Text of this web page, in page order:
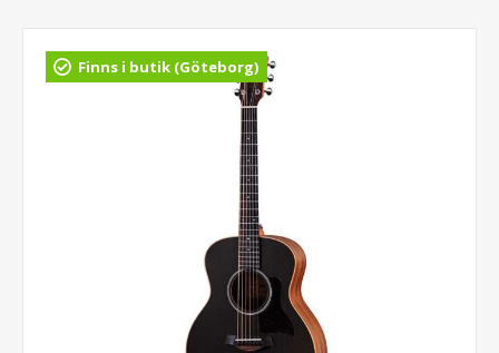
Finns i butik (Göteborg)